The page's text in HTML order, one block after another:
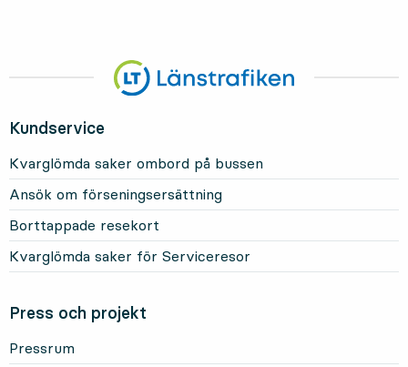
Kundservice
Kvarglömda saker ombord på bussen
Ansök om förseningsersättning
Borttappade resekort
Kvarglömda saker för Serviceresor
Press och projekt
Pressrum